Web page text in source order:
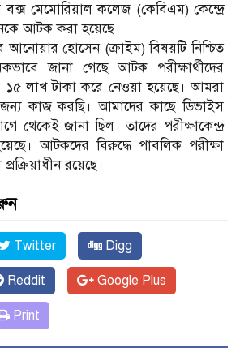
মেমোরিয়াল কলেজ (কেবিএম) কেন্দ্রে
আটক করা হয়েছে।
আনোয়ার হোসেন (ক্রাইম) বিষয়টি নিশ্চিত
জানা গেছে আটক পরীক্ষার্থীদের
১৫ লাখ টাকা করে নেওয়া হয়েছে। আমরা
কাজ করছি। আমাদের কাছে ডিভাইস
থেকেই জানা ছিল। তাদের পরীক্ষাকেন্দ্র
আটকদের বিরুদ্ধে পাবলিক পরীক্ষা
রয়েছে।
Twitter Digg
Reddit Google Plus
Print